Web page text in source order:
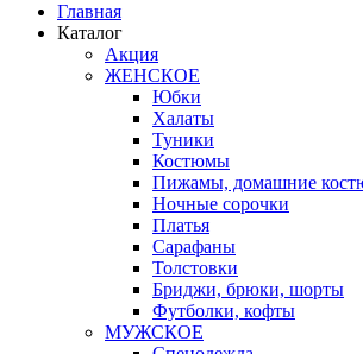
Главная
Каталог
Акция
ЖЕНСКОЕ
Юбки
Халаты
Туники
Костюмы
Пижамы, домашние
Ночные сорочки
Платья
Сарафаны
Толстовки
Бриджи, брюки, шорты
Футболки, кофты
МУЖСКОЕ